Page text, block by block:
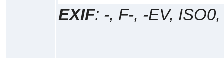
EXIF: -, F-, -EV,